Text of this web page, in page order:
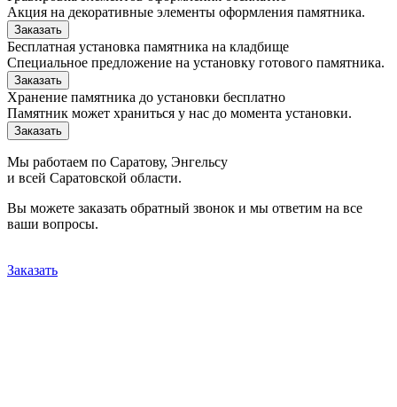
Акция на декоративные элементы оформления памятника.
Заказать
Бесплатная установка памятника на кладбище
Специальное предложение на установку готового памятника.
Заказать
Хранение памятника до установки бесплатно
Памятник может храниться у нас до момента установки.
Заказать
Мы работаем по Саратову, Энгельсу
и всей Саратовской области.
Вы можете заказать обратный звонок и мы ответим на все
ваши вопросы.
Заказать